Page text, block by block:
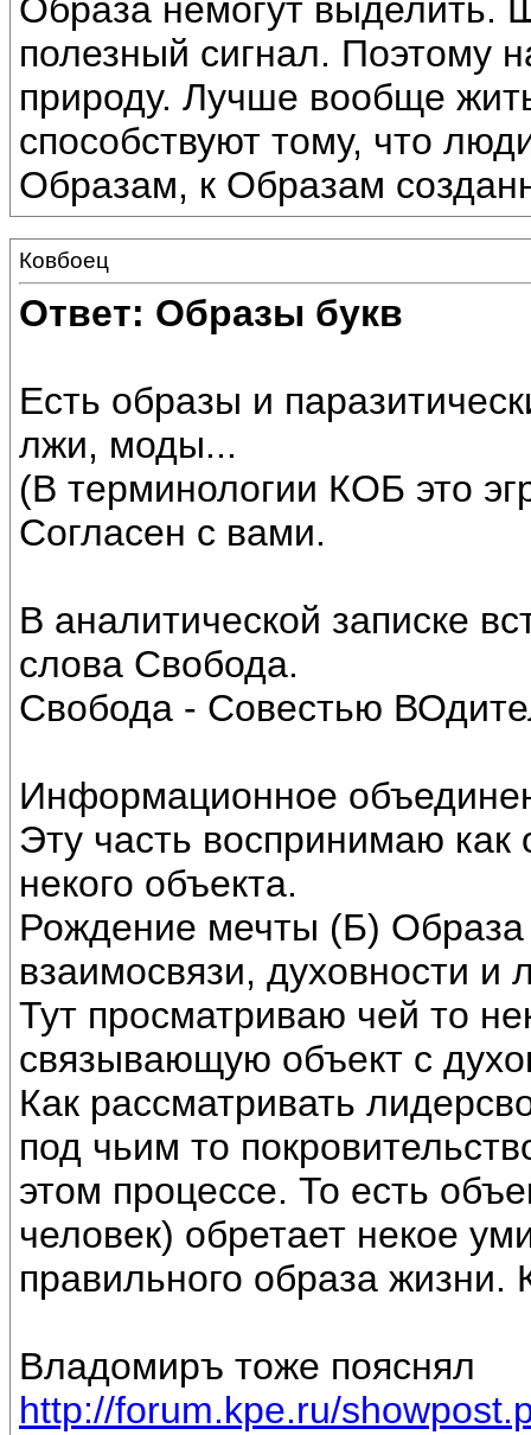
Образа немогут выделить.
полезный сигнал. Поэтому
природу. Лучше вообще
способствуют тому, что
Образам, к Образам
Ковбоец
Ответ: Образы букв
Есть образы и
лжи, моды...
(В терминологии КОБ это
Согласен с вами.
В аналитической записке
слова Свобода.
Свобода - Совестью
Информационное
Эту часть воспринимаю
некого объекта.
Рождение мечты (Б)
взаимосвязи, духовности и
Тут просматриваю чей то
связывающую объект с
Как рассматривать
под чьим то
этом процессе. То есть
человек) обретает некое
правильного образа жизни.
Владомиръ тоже пояснял
http://forum.kpe.ru/